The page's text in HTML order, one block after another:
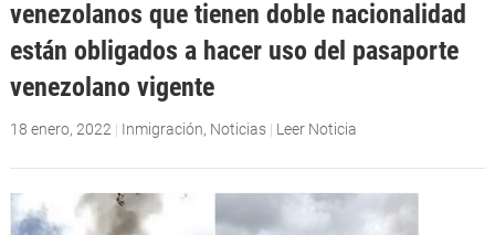
venezolanos que tienen doble nacionalidad
están obligados a hacer uso del pasaporte
venezolano vigente
18 enero, 2022 | Inmigración, Noticias | Leer Noticia